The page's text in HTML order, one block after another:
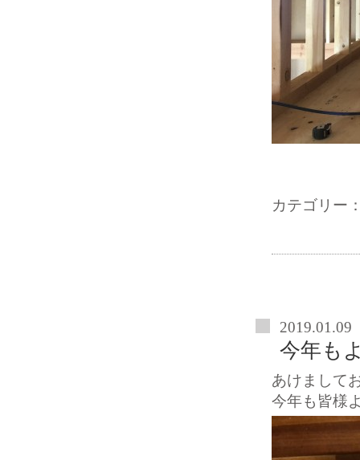
カテゴリー
2019.01.09
今年も
あけまして
今年も皆様